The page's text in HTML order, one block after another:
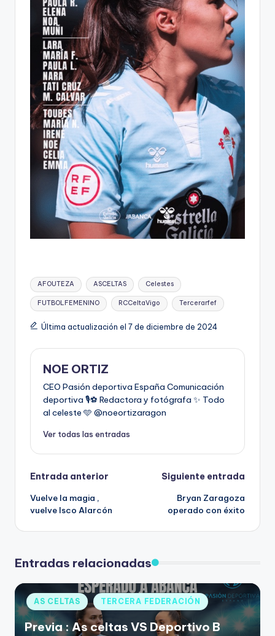
AFOUTEZA ASCELTAS Celestes
FUTBOLFEMENINO RCCeltaVigo Tercerarfef
Última actualización el 7 de diciembre de 2024
NOE ORTIZ
CEO Pasión deportiva España Comunicación
deportiva 🎙️⚽️ Redactora y fotógrafa ✨ Todo
al celeste 🩵 @noeortizaragon
Ver todas las entradas
Entrada anterior
Vuelve la magia ,
vuelve Isco Alarcón
Siguiente entrada
Bryan Zaragoza
operado con éxito
Entradas relacionadas
AS CELTAS TERCERA FEDERACIÓN
Previa : As celtas VS Deportivo B